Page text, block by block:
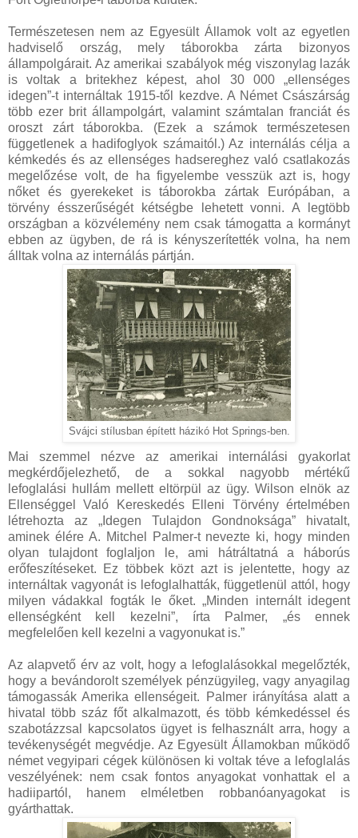
Természetesen nem az Egyesült Államok volt az egyetlen
hadviselő ország, mely táborokba zárta bizonyos
állampolgárait. Az amerikai szabályok még viszonylag lazák
is voltak a britekhez képest, ahol 30 000 „ellenséges
idegen”-t internáltak 1915-től kezdve. A Német Császárság
több ezer brit állampolgárt, valamint számtalan franciát és
oroszt zárt táborokba. (Ezek a számok természetesen
függetlenek a hadifoglyok számaitól.) Az internálás célja a
kémkedés és az ellenséges hadsereghez való csatlakozás
megelőzése volt, de ha figyelembe vesszük azt is, hogy
nőket és gyerekeket is táborokba zártak Európában, a
törvény ésszerűségét kétségbe lehetett vonni. A legtöbb
országban a közvélemény nem csak támogatta a kormányt
ebben az ügyben, de rá is kényszerítették volna, ha nem
álltak volna az internálás pártján.
Svájci stílusban épített házikó Hot Springs-ben.
Mai szemmel nézve az amerikai internálási gyakorlat
megkérdőjelezhető, de a sokkal nagyobb mértékű
lefoglalási hullám mellett eltörpül az ügy. Wilson elnök az
Ellenséggel Való Kereskedés Elleni Törvény értelmében
létrehozta az „Idegen Tulajdon Gondnoksága” hivatalt,
aminek élére A. Mitchel Palmer-t nevezte ki, hogy minden
olyan tulajdont foglaljon le, ami hátráltatná a háborús
erőfeszítéseket. Ez többek közt azt is jelentette, hogy az
internáltak vagyonát is lefoglalhatták, függetlenül attól, hogy
milyen vádakkal fogták le őket. „Minden internált idegent
ellenségként kell kezelni”, írta Palmer, „és ennek
megfelelően kell kezelni a vagyonukat is.”
Az alapvető érv az volt, hogy a lefoglalásokkal megelőzték,
hogy a bevándorolt személyek pénzügyileg, vagy anyagilag
támogassák Amerika ellenségeit. Palmer irányítása alatt a
hivatal több száz főt alkalmazott, és több kémkedéssel és
szabotázzsal kapcsolatos ügyet is felhasznált arra, hogy a
tevékenységét megvédje. Az Egyesült Államokban működő
német vegyipari cégek különösen ki voltak téve a lefoglalás
veszélyének: nem csak fontos anyagokat vonhattak el a
hadiipartól, hanem elméletben robbanóanyagokat is
gyárthattak.